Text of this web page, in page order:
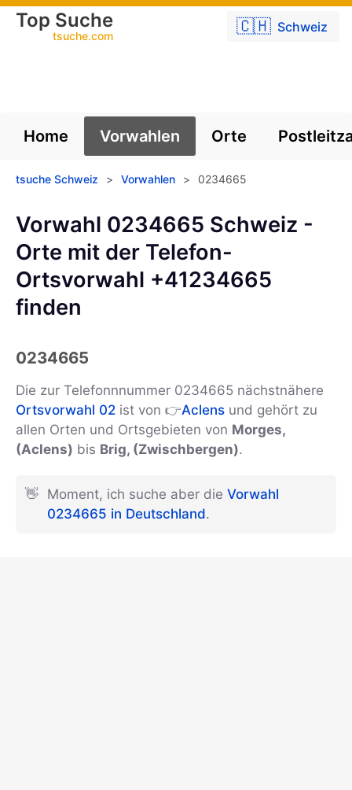
🇨🇭 Schweiz
Top Suche
tsuche.com
Home Vorwahlen Orte
tsuche Schweiz > Vorwahlen > 0234665
Vorwahl 0234665 Schweiz -
Orte mit der Telefon-
Ortsvorwahl +41234665
finden
0234665
Die zur Telefonnnummer 0234665 nächstnähere
Ortsvorwahl 02 ist von 👉Aclens und gehört zu
allen Orten und Ortsgebieten von Morges,
(Aclens) bis Brig, (Zwischbergen).
👋 Moment, ich suche aber die Vorwahl
0234665 in Deutschland.